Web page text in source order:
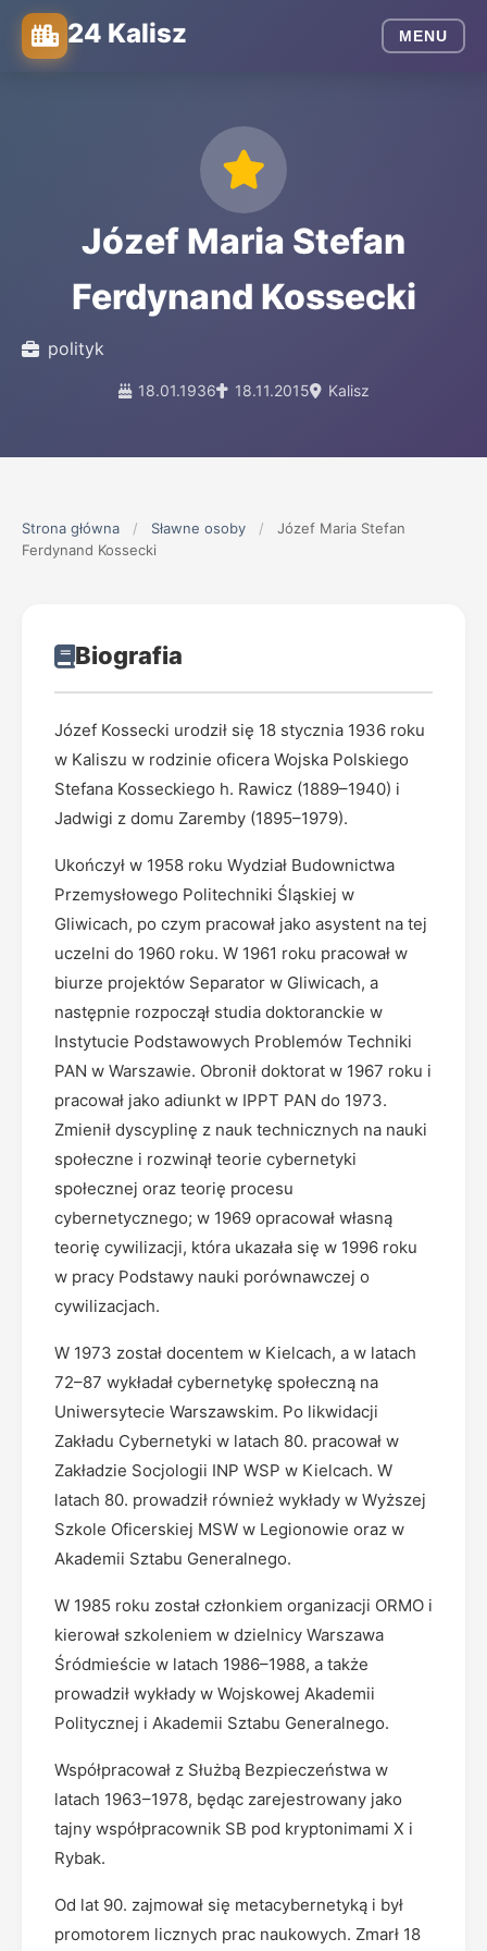
24 Kalisz MENU
Józef Maria Stefan
Ferdynand Kossecki
polityk
18.01.1936 18.11.2015 Kalisz
Strona główna / Sławne osoby /
Józef Maria Stefan
Ferdynand Kossecki
Biografia
Józef Kossecki urodził się 18 stycznia 1936 roku
w Kaliszu w rodzinie oficera Wojska Polskiego
Stefana Kosseckiego h. Rawicz (1889–1940) i
Jadwigi z domu Zaremby (1895–1979).
Ukończył w 1958 roku Wydział Budownictwa
Przemysłowego Politechniki Śląskiej w
Gliwicach, po czym pracował jako asystent na tej
uczelni do 1960 roku. W 1961 roku pracował w
biurze projektów Separator w Gliwicach, a
następnie rozpoczął studia doktoranckie w
Instytucie Podstawowych Problemów Techniki
PAN w Warszawie. Obronił doktorat w 1967 roku i
pracował jako adiunkt w IPPT PAN do 1973.
Zmienił dyscyplinę z nauk technicznych na nauki
społeczne i rozwinął teorie cybernetyki
społecznej oraz teorię procesu
cybernetycznego; w 1969 opracował własną
teorię cywilizacji, która ukazała się w 1996 roku
w pracy Podstawy nauki porównawczej o
cywilizacjach.
W 1973 został docentem w Kielcach, a w latach
72–87 wykładał cybernetykę społeczną na
Uniwersytecie Warszawskim. Po likwidacji
Zakładu Cybernetyki w latach 80. pracował w
Zakładzie Socjologii INP WSP w Kielcach. W
latach 80. prowadził również wykłady w Wyższej
Szkole Oficerskiej MSW w Legionowie oraz w
Akademii Sztabu Generalnego.
W 1985 roku został członkiem organizacji ORMO i
kierował szkoleniem w dzielnicy Warszawa
Śródmieście w latach 1986–1988, a także
prowadził wykłady w Wojskowej Akademii
Politycznej i Akademii Sztabu Generalnego.
Współpracował z Służbą Bezpieczeństwa w
latach 1963–1978, będąc zarejestrowany jako
tajny współpracownik SB pod kryptonimami X i
Rybak.
Od lat 90. zajmował się metacybernetyką i był
promotorem licznych prac naukowych. Zmarł 18